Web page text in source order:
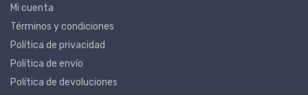
Mi cuenta
Términos y condiciones
Política de privacidad
Política de envío
Política de devoluciones